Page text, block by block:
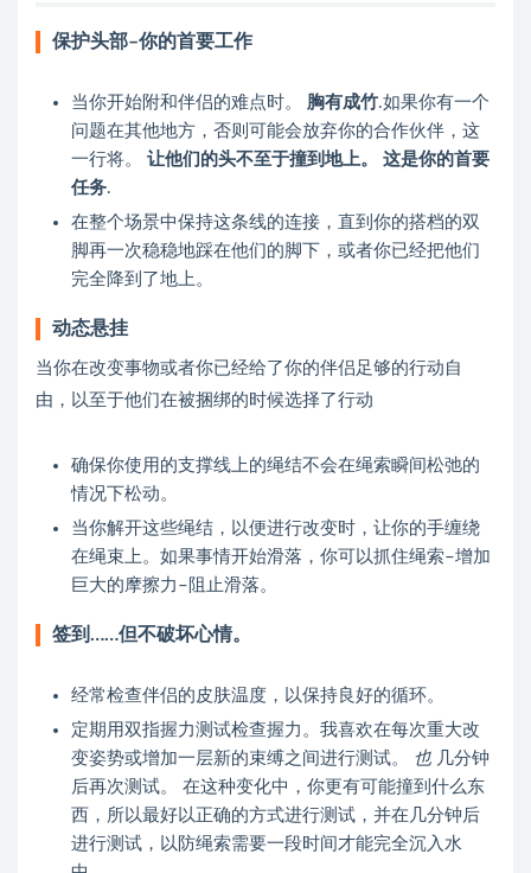
保护头部–你的首要工作
当你开始附和伴侣的难点时。 胸有成竹.如果你有一个
问题在其他地方，否则可能会放弃你的合作伙伴，这
一行将。 让他们的头不至于撞到地上。 这是你的首要
任务.
在整个场景中保持这条线的连接，直到你的搭档的双
脚再一次稳稳地踩在他们的脚下，或者你已经把他们
完全降到了地上。
动态悬挂
当你在改变事物或者你已经给了你的伴侣足够的行动自
由，以至于他们在被捆绑的时候选择了行动
确保你使用的支撑线上的绳结不会在绳索瞬间松弛的
情况下松动。
当你解开这些绳结，以便进行改变时，让你的手缠绕
在绳束上。如果事情开始滑落，你可以抓住绳索–增加
巨大的摩擦力–阻止滑落。
签到……但不破坏心情。
经常检查伴侣的皮肤温度，以保持良好的循环。
定期用双指握力测试检查握力。我喜欢在每次重大改
变姿势或增加一层新的束缚之间进行测试。 也 几分钟
后再次测试。 在这种变化中，你更有可能撞到什么东
西，所以最好以正确的方式进行测试，并在几分钟后
进行测试，以防绳索需要一段时间才能完全沉入水